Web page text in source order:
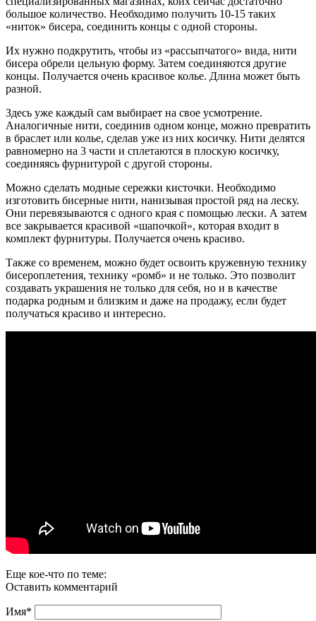
большое количество. Необходимо получить 10-15 таких
«ниток» бисера, соединить концы с одной стороны.
Их нужно подкрутить, чтобы из «рассыпчатого» вида, нити
бисера обрели цельную форму. Затем соединяются другие
концы. Получается очень красивое колье. Длина может быть
разной.
Здесь уже каждый сам выбирает на свое усмотрение.
Аналогичные нити, соединив одном конце, можно превратить
в браслет или колье, сделав уже из них косичку. Нити делятся
равномерно на 3 части и сплетаются в плоскую косичку,
соединяясь фурнитурой с другой стороны.
Можно сделать модные сережки кисточки. Необходимо
изготовить бисерные нити, нанизывая простой ряд на леску.
Они перевязываются с одного края с помощью лески. А затем
все закрывается красивой «шапочкой», которая входит в
комплект фурнитуры. Получается очень красиво.
Также со временем, можно будет освоить кружевную технику
бисероплетения, технику «ромб» и не только. Это позволит
создавать украшения не только для себя, но и в качестве
подарка родным и близким и даже на продажу, если будет
получаться красиво и интересно.
Еще кое-что по теме:
Оставить комментарий
Имя*